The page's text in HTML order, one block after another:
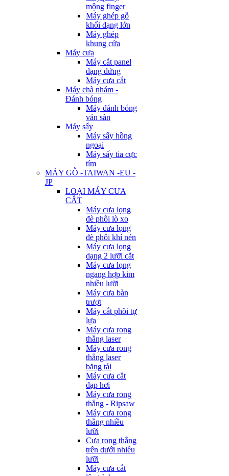
mộng finger
Máy ghép gỗ
khối dạng lớn
Máy ghép
khung cửa
Máy cưa
Máy cắt panel
dạng đứng
Máy cưa cắt
Máy chà nhám -
Đánh bóng
Máy đánh bóng
ván sàn
Máy sấy
Máy sấy hồng
ngoại
Máy sấy tia cực
tím
MÁY GỖ -TAIWAN -EU -
JP
LOẠI MÁY CƯA
CẮT
Máy cưa lọng
đè phôi lò xo
Máy cưa lọng
đè phôi khí nén
Máy cưa lọng
dạng 2 lưỡi cắt
Máy cưa lọng
ngang hợp kim
nhiều lưỡi
Máy cưa bàn
trượt
Máy cắt phôi tự
lựa
Máy cưa rong
thẳng laser
Máy cưa rong
thẳng laser
băng tải
Máy cưa cắt
đạp hơi
Máy cưa rong
thẳng - Ripsaw
Máy cưa rong
thẳng nhiều
lưỡi
Cưa rong thẳng
trên dưới nhiều
lưỡi
Máy cưa cắt